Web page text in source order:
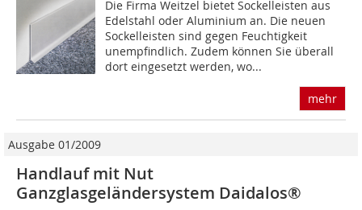
Die Firma Weitzel bietet Sockelleisten aus
Edelstahl oder Aluminium an. Die neuen
Sockelleisten sind gegen Feuchtigkeit
unempfindlich. Zudem können Sie überall
dort eingesetzt werden, wo...
mehr
Ausgabe 01/2009
Handlauf mit Nut
Ganzglasgeländersystem Daidalos®